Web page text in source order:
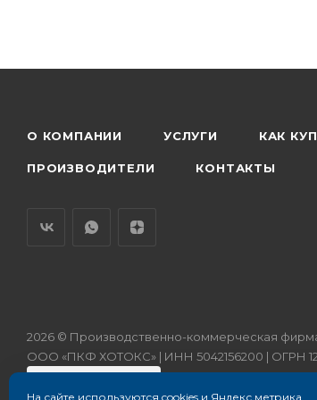
О КОМПАНИИ УСЛУГИ КАК
ПРОИЗВОДИТЕЛИ КОНТАКТЫ
2026 © Производственно-коммерческая
ООО «ПКФ ХОТОКС» | ИНН 5042156200 | ОГРН
На сайте используются cookies и Яндекс метрика.